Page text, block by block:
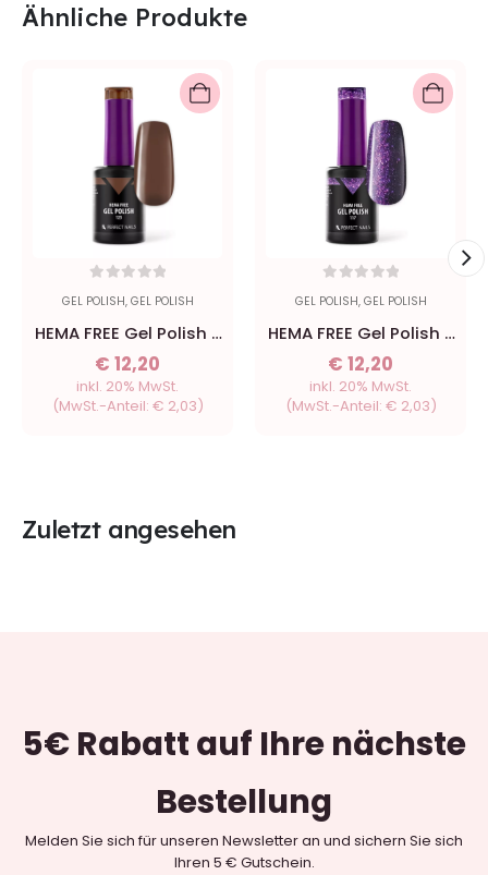
Ähnliche Produkte
GEL POLISH, GEL POLISH
HEMA FREE Gel Polish -
125 Cocoa - 8ml
€ 12,20
inkl. 20% MwSt.
(MwSt.-Anteil: € 2,03)
GEL POLISH, GEL POLISH
HEMA FREE Gel Polish -
117 Nordic Violet - 8ml
€ 12,20
inkl. 20% MwSt.
(MwSt.-Anteil: € 2,03)
Zuletzt angesehen
5€ Rabattauf Ihre nächste
Bestellung
Melden Sie sich für unseren Newsletter an und sichern Sie sich
Ihren 5 € Gutschein.